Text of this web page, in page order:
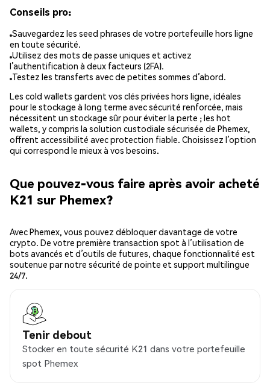
Conseils pro:
Sauvegardez les seed phrases de votre portefeuille hors ligne
en toute sécurité.
Utilisez des mots de passe uniques et activez
l’authentification à deux facteurs (2FA).
Testez les transferts avec de petites sommes d’abord.
Les cold wallets gardent vos clés privées hors ligne, idéales
pour le stockage à long terme avec sécurité renforcée, mais
nécessitent un stockage sûr pour éviter la perte ; les hot
wallets, y compris la solution custodiale sécurisée de Phemex,
offrent accessibilité avec protection fiable. Choisissez l’option
qui correspond le mieux à vos besoins.
Que pouvez-vous faire après avoir acheté
K21 sur Phemex?
Avec Phemex, vous pouvez débloquer davantage de votre
crypto. De votre première transaction spot à l’utilisation de
bots avancés et d’outils de futures, chaque fonctionnalité est
soutenue par notre sécurité de pointe et support multilingue
24/7.
Tenir debout
Stocker en toute sécurité K21 dans votre portefeuille
spot Phemex